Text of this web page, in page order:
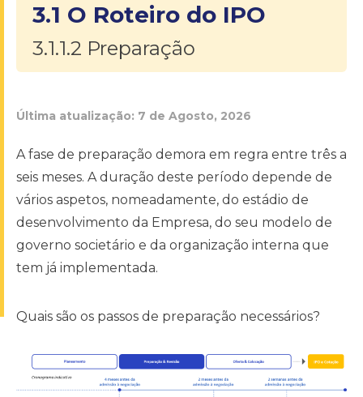
3.1 O Roteiro do IPO
3.1.1.2 Preparação
Última atualização: 7 de Agosto, 2026
A fase de preparação demora em regra entre três a
seis meses. A duração deste período depende de
vários aspetos, nomeadamente, do estádio de
desenvolvimento da Empresa, do seu modelo de
governo societário e da organização interna que
tem já implementada.
Quais são os passos de preparação necessários?